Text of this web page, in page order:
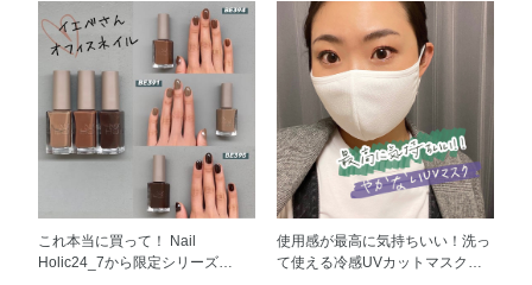
一般的に、コラーゲン合成はゴー
ルデンタイム(22~2時)に高まる※
と言われていますので、 よく夜
のお風呂上がりに冷蔵庫から1本
出して飲んでいます。 食べ続け
るほど、からだの中から実感がで
きますので、 「保湿しても、い
つも乾燥が気になって何か物足り
ないなあ…」の悩みがある方にと
てもおすすめです。 ※成長ホル
る、成長ホルモンは睡眠中に多く
分泌される
きます！ 多色パレットの場
合、メイクの組み合わせに時間が
掛かる印象がありますが、 こ
ちらのパレット、なんと３つのル
ックが作りやすいように段で構成
してます！！ 横一列に使うこ
とで、3つのルックが誰でも簡単
につくれます。 時短にメイク
ができるので朝の化粧が楽です。
３つのルックを実践してみ
ージュブラウン ・2段目：ふん
わりオレンジブラウン ・3段
にぜひ一度試してほしいクレンジ
ングをご紹介します！ こちらは1
本でクレンジング、洗顔、角質ク
リア、毛穴クリア、うるおいケ
ア、マッサージができる W洗顔不
要の美容クレンジングです★ テ
クスチャはとても柔らかく、ト
ロ〜ンとしたクリームが不思議な
ぐらい気持ちがいいです！ オイ
ルゲルinタイプですが、しっかり
濃い目のアイメイクまで優しく落
としてくれるので、時短で便利で
はエッセンス グロウ プライマー
です。 この下地だけで毛穴・黒
ずみ・肌の赤みをカバーしてくれ
ます。 更にパウダーファンデー
ションと一緒に使えば、写真一枚
目通りに本当に毛穴レスな絶品肌
に仕上げてくれます★ 少しひん
やりしていて夏用にとても気持ち
がいいし、美容液効果で夏のダメ
ージやマスクあれもケアしてくれ
ます。 下地スプレーって使いづ
らいと悩んでいる方もいらっしゃ
るかもしれませんが、実は付属の
これ本当に買って！ Nail
Holic24_7から限定シリーズ
使用感が最高に気持ちいい！洗っ
て使える冷感UVカットマスクを